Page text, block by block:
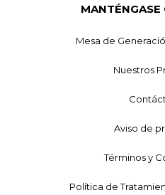
MANTÉNGASE
Mesa de
Nuestros
Aviso de
Términos y
Política de